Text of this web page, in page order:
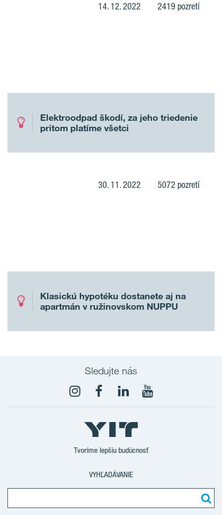
14. 12. 2022 2419 pozretí
Elektroodpad škodí, za jeho triedenie
pritom platíme všetci
30. 11. 2022 5072 pozretí
Klasickú hypotéku dostanete aj na
apartmán v ružinovskom NUPPU
Sledujte nás
YouTube
Tvoríme lepšiu budúcnosť
VYHĽADÁVANIE